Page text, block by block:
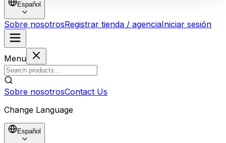
Español
Sobre nosotrosRegistrar tienda / agenciaIniciar sesión
Menu
Sobre nosotrosContact Us
Change Language
Español